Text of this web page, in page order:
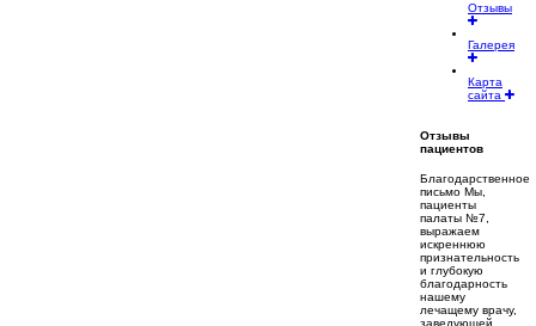
Отзывы
Галерея
Карта
сайта
Отзывы
пациентов
Благодарственное
письмо Мы,
пациенты
палаты №7,
выражаем
искреннюю
признательность
и глубокую
благодарность
нашему
лечащему врачу,
заведующей